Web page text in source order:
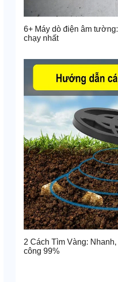
6+ Máy dò điện âm
chạy nhất
2 Cách Tìm Vàng:
công 99%